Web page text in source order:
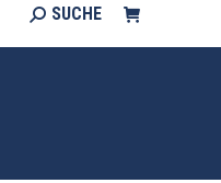
Search:
SUCHE